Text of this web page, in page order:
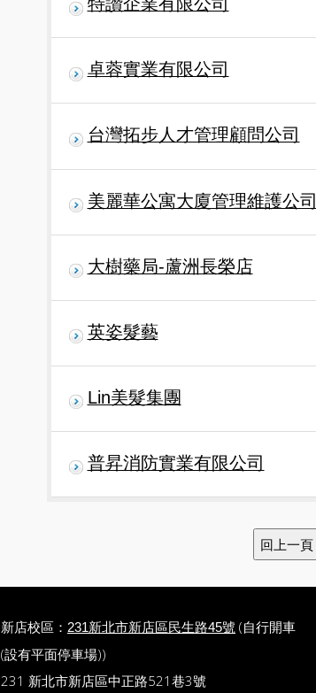
卓蓉實業有限公司
台灣拓步人才管理顧問公司
美麗華公寓大廈管理維護公司
大樹藥局-蘆洲長榮店
英姿髮藝
Lin美髮集團
普昇消防實業有限公司
新店校區： 231新北市新店區民生路45號 (自行開車
(設有平面停車場))
231 新北市新店區中正路521巷3號